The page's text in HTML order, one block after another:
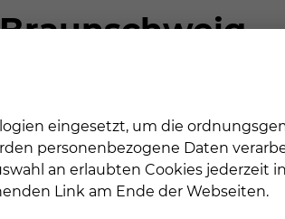
eingesetzt, um die
personenbezogene Daten
an erlaubten Cookies jederzeit
Link am Ende der Webseiten.